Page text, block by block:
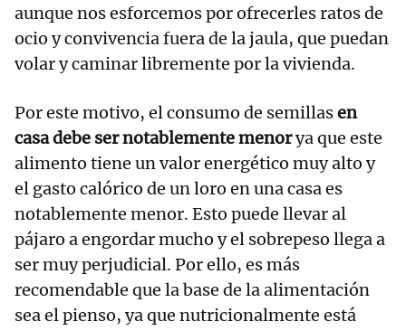
aunque nos esforcemos por ofrecerles ratos de
ocio y convivencia fuera de la jaula, que puedan
volar y caminar libremente por la vivienda.
Por este motivo, el consumo de semillasen
casa debe ser notablemente menorya que este
alimento tiene un valor energético muy alto y
el gasto calórico de un loro en una casa es
notablemente menor. Esto puede llevar al
pájaro a engordar mucho y el sobrepeso llega a
ser muy perjudicial. Por ello, es más
recomendable que la base de la alimentación
sea el pienso, ya que nutricionalmente está